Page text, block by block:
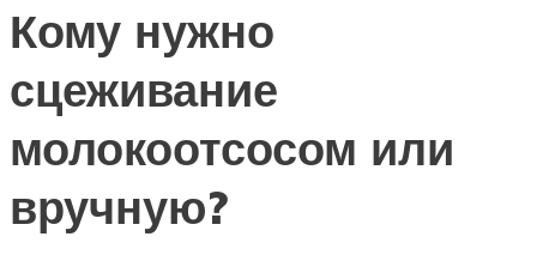
Кому нужно
сцеживание
молокоотсосом или
вручную?